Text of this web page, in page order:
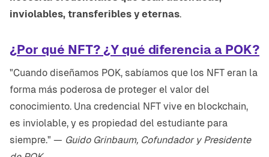
inviolables, transferibles y eternas.
¿Por qué NFT? ¿Y qué diferencia a POK?
"Cuando diseñamos POK, sabíamos que los NFT eran la
forma más poderosa de proteger el valor del
conocimiento. Una credencial NFT vive en blockchain,
es inviolable, y es propiedad del estudiante para
siempre." — Guido Grinbaum, Cofundador y Presidente